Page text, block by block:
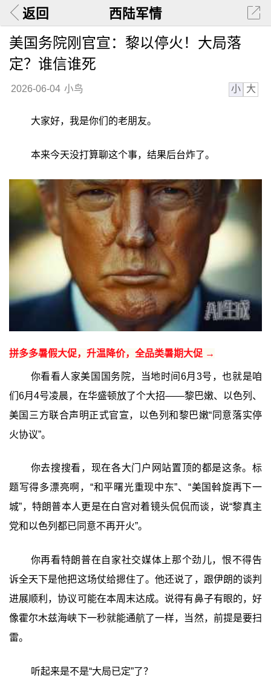
返回 西陆军情
美国务院刚官宣：黎以停火！大局落
定？谁信谁死
2026-06-04 小鸟 小 大
大家好，我是你们的老朋友。
本来今天没打算聊这个事，结果后台炸了。
拼多多暑假大促，升温降价，全品类暑期大促 →
你看看人家美国国务院，当地时间6月3号，也就是咱
们6月4号凌晨，在华盛顿放了个大招——黎巴嫩、以色列、
美国三方联合声明正式官宣，以色列和黎巴嫩“同意落实停
火协议”。
你去搜搜看，现在各大门户网站置顶的都是这条。标
题写得多漂亮啊，“和平曙光重现中东”、“美国斡旋再下一
城”，特朗普本人更是在白宫对着镜头侃侃而谈，说“黎真主
党和以色列都已同意不再开火”。
你再看特朗普在自家社交媒体上那个劲儿，恨不得告
诉全天下是他把这场仗给摁住了。他还说了，跟伊朗的谈判
进展顺利，协议可能在本周末达成。说得有鼻子有眼的，好
像霍尔木兹海峡下一秒就能通航了一样，当然，前提是要扫
雷。
听起来是不是“大局已定”了？